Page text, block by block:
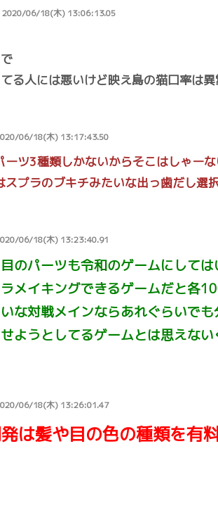
2020/06/18(木) 13:06:13.05
る人には悪いけど映え島の猫口率は異
06/18(木) 13:17:43.50
ーツ3種類しかないからそこはしゃー
スプラのブキチみたいな出っ歯だし選
06/18(木) 13:23:40.91
のパーツも令和のゲームにして
メイキングできるゲームだと各
な対戦メインならあれぐらいでも
ようとしてるゲームとは思えな
06/18(木) 13:26:01.47
は髪や目の色の種類を有